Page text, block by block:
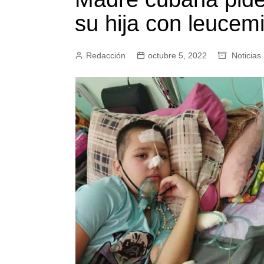
su hija con
Redacción octubre 5, 2022 Noticias